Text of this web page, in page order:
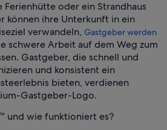
Ferienhütte oder ein Strandhaus
können ihre Unterkunft in ein
verwandeln, Gastgeber werden
schwere Arbeit auf dem Weg zum
Gastgeber, die schnell und
und konsistent ein
bieten, verdienen
Gastgeber-Logo.
und wie funktioniert es?